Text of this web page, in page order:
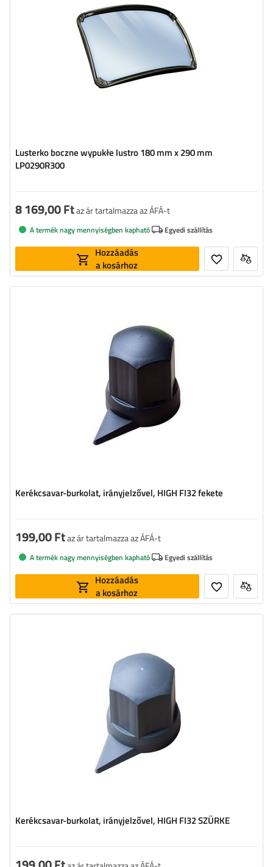
Lusterko boczne wypukłe lustro 180 mm x 290 mm
LP0290R300
8 169,00 Ftaz ár tartalmazza az ÁFÁ-t
A termék nagy mennyiségben kapható Egyedi szállítás
Hozzáadás
a kosárhoz
Kerékcsavar-burkolat, irányjelzővel, HIGH FI32 fekete
199,00 Ftaz ár tartalmazza az ÁFÁ-t
A termék nagy mennyiségben kapható Egyedi szállítás
Hozzáadás
a kosárhoz
Kerékcsavar-burkolat, irányjelzővel, HIGH FI32 SZÜRKE